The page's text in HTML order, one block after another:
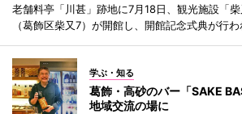
老舗料亭「川甚」跡地に7月18日、観光施設「柴
（葛飾区柴又7）が開館し、開館記念式典が行わ
学ぶ・知る
葛飾・高砂のバー「SAKE
地域交流の場に